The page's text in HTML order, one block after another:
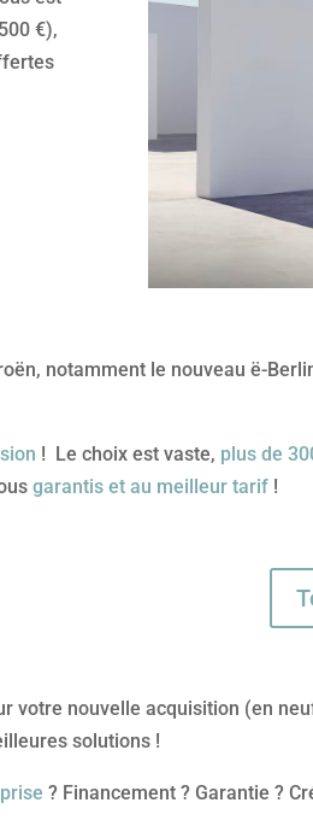
€),
notamment le nouveau ë-
! Le choix est vaste, plus de
garantis et au meilleur tarif !
votre nouvelle acquisition (en
solutions !
? Financement ? Garantie ?